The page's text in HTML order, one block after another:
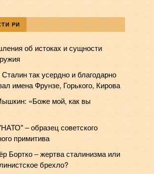
РИ
об истоках и сущности
так усердно и благодарно
имена Фрунзе, Горького, Кирова
«Боже мой, как вы
‒ образец советского
примитива
Бортко ‒ жертва сталинизма или
брехло?